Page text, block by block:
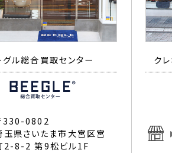
グル総合買取センター
330-0802
玉県さいたま市大宮区宮
2-8-2 第9松ビル1F
ク